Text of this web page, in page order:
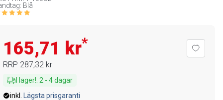
Blå
165,71 kr*
RRP 287,32 kr
I lager!: 2 - 4dagar
inkl.
Lägsta prisgaranti